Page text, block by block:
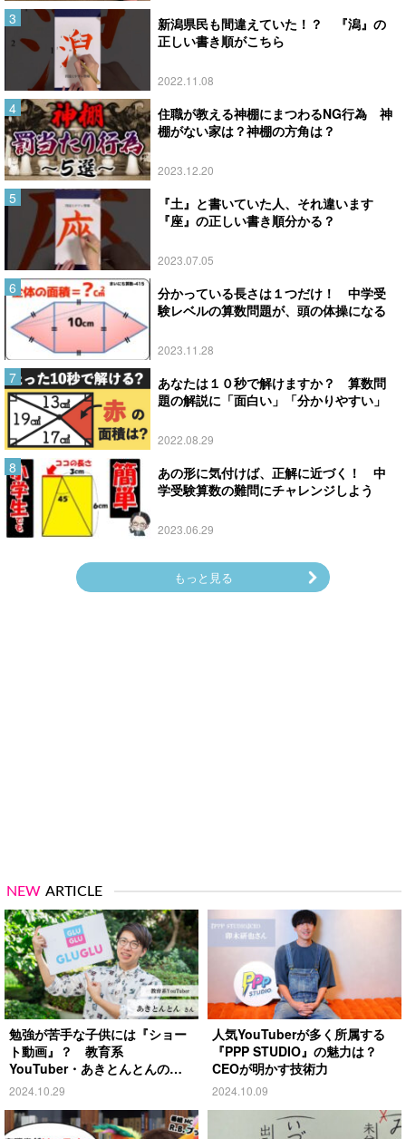
新潟県民も間違えていた！？ 『潟』の
正しい書き順がこちら
2022.11.08
住職が教える神棚にまつわるNG行為 神
棚がない家は？神棚の方角は？
2023.12.20
『土』と書いていた人、それ違います
『座』の正しい書き順分かる？
2023.07.05
分かっている長さは１つだけ！ 中学受
験レベルの算数問題が、頭の体操になる
2023.11.28
あなたは１０秒で解けますか？ 算数問
題の解説に「面白い」「分かりやすい」
2022.08.29
あの形に気付けば、正解に近づく！ 中
学受験算数の難問にチャレンジしよう
2023.06.29
もっと見る
NEW ARTICLE
勉強が苦手な子供には『ショー
ト動画』？ 教育系
YouTuber・あきとんとんの戦
略とは
2024.10.29
人気YouTuberが多く所属する
『PPP STUDIO』の魅力は？
CEOが明かす技術力
2024.10.09